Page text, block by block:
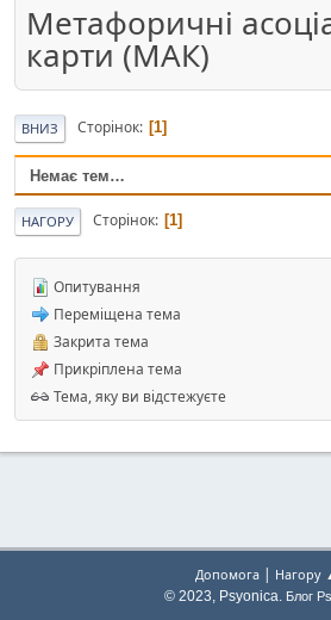
Метафоричні
карти (МАК)
ВНИЗ Сторінок 1
Немає тем…
НАГОРУ Сторінок 1
Опитування
Переміщена тема
Закрита тема
Прикріплена тема
Тема, яку ви відстежуєте
Допомога | Нагору
© 2023, Psyonica. Блог